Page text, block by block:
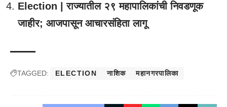
Election | राज्यातील २९ महापालिकांची निवडणूक
जाहीर; आजपासून आचारसंहिता लागू
TAGGED: ELECTION नाशिक महानगरपालिका